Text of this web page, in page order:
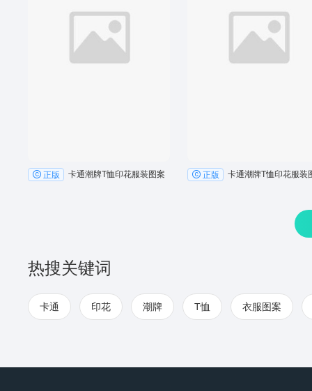
正版 卡通潮牌T恤印花服装图案 正版 卡通潮牌T恤印花服装
热搜关键词
卡通 印花 潮牌 T恤 衣服图案